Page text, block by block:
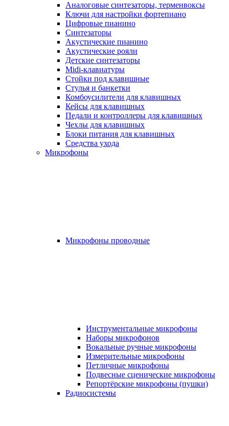
Аналоговые синтезаторы, терменвоксы
Ключи для настройки фортепиано
Цифровые пианино
Синтезаторы
Акустические пианино
Акустические рояли
Детские синтезаторы
Midi-клавиатуры
Стойки под клавишные
Стулья и банкетки
Комбоусилители для клавишных
Кейсы для клавишных
Педали и контроллеры для клавишных
Чехлы для клавишных
Блоки питания для клавишных
Средства ухода
Микрофоны
Микрофоны проводные
Инструментальные микрофоны
Наборы микрофонов
Вокальные ручные микрофоны
Измерительные микрофоны
Петличные микрофоны
Подвесные сценические микрофоны
Репортёрские микрофоны (пушки)
Радиосистемы